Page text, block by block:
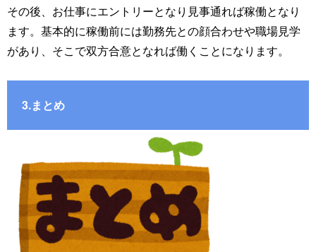
その後、お仕事にエントリーとなり見事通れば稼働となり
ます。基本的に稼働前には勤務先との顔合わせや職場見学
があり、そこで双方合意となれば働くことになります。
3.まとめ